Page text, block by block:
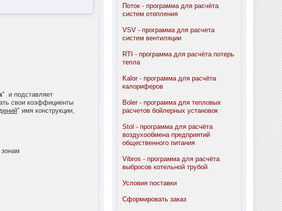
" и подставляет
свои коэффициенты
" имя конструкции,
Поток - программа для расчёта
систем отопления
VSV - программа для расчета
систем вентиляции
RTI - программа для расчёта потерь
тепла
Kalor - программа для расчёта
калориферов
Boler - программа для тепловых
расчетов бойлерных установок
Stol - программа для расчёта
воздухообмена предприятий
общественного питания
Vibros - программа для расчёта
выбросов котельной трубой
Условия поставки
Сформировать заказ